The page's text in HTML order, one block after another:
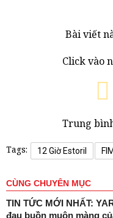
Bài viết
Click vào
Trung
Tags: 12 Giờ Estoril
CÙNG CHUYÊN MỤC
TIN TỨC MỚI NHẤT:
đau buồn muộn màng